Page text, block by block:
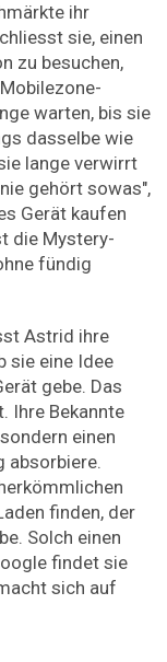
ihr
sie, einen
zu besuchen,
warten, bis sie
dasselbe wie
lange verwirrt
gehört sowas",
Gerät kaufen
die Mystery-
fündig
Astrid ihre
sie eine Idee
gebe. Das
Ihre Bekannte
einen
absorbiere.
finden, der
Solch einen
findet sie
sich auf